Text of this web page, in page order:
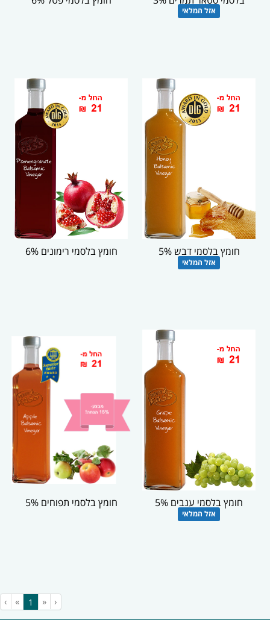
אזל המלאי
חומץ בלסמי דבש 5%
אזל המלאי
חומץ בלסמי רימונים 6%
חומץ בלסמי ענבים 5%
אזל המלאי
חומץ בלסמי תפוחים 5%
‹
«
1
»
›